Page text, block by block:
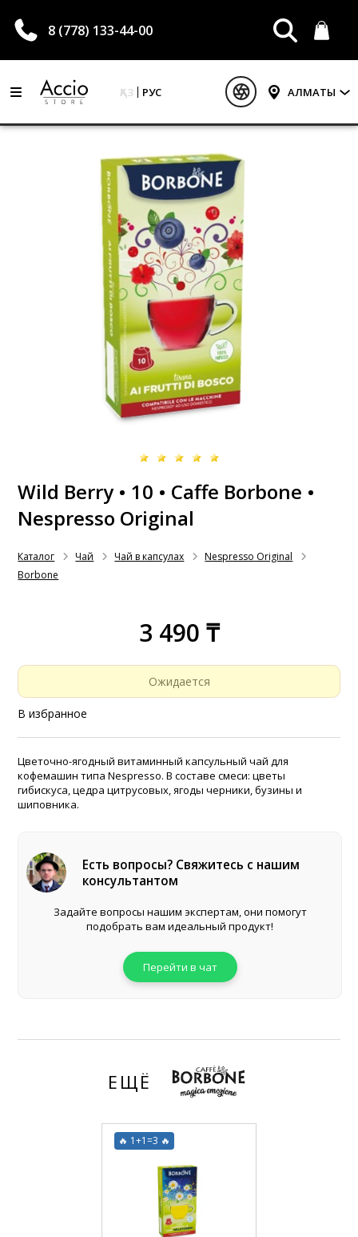
8 (778) 133-44-00
ҚАЗ РУС АЛМАТЫ
Wild Berry • 10 • Caffe Borbone •
Nespresso Original
Каталог Чай Чай в капсулах
Nespresso Original
Borbone
3 490 ₸
Ожидается
В избранное
Цветочно-ягодный витаминный капсульный чай для
кофемашин типа Nespresso. В составе смеси: цветы
гибискуса, цедра цитрусовых, ягоды черники, бузины и
шиповника.
Есть вопросы? Свяжитесь с нашим
консультантом
Задайте вопросы нашим экспертам, они помогут
подобрать вам идеальный продукт!
Перейти в чат
ЕЩЁ
🔥 1+1=3 🔥